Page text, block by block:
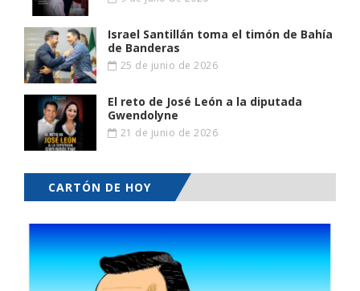
Israel Santillán toma el timón de Bahía
de Banderas
25 de junio de 2026
El reto de José León a la diputada
Gwendolyne
21 de junio de 2026
CARTÓN DE HOY